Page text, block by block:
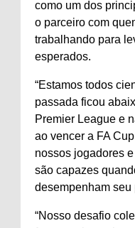
como um dos
o parceiro com
trabalhando para
esperados.
“Estamos todos
passada ficou
Premier League e
ao vencer a FA
nossos jogadores
são capazes
desempenham seu
“Nosso desafio